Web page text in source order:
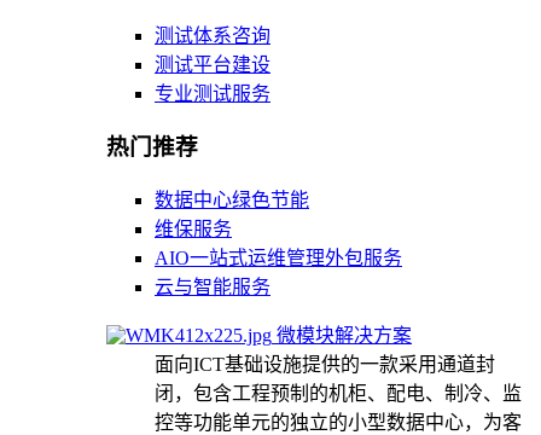
测试体系咨询
测试平台建设
专业测试服务
热门推荐
数据中心绿色节能
维保服务
AIO一站式运维管理外包服务
云与智能服务
微模块解决方案
面向ICT基础设施提供的一款采用通道封
闭，包含工程预制的机柜、配电、制冷、监
控等功能单元的独立的小型数据中心，为客